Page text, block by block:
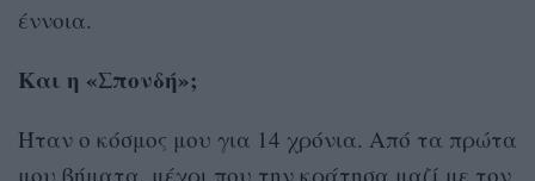
έννοια.
Και η «Σπονδή»;
Ήταν ο κόσμος μου για 14 χρόνια. Από τα πρώτα
μου βήματα, μέχρι που την κράτησα μαζί με τον